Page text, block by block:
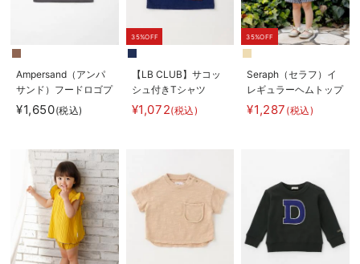
Ampersand（アンパ
サンド）フードロゴプ
リント ロングTシャツ
¥1,650(税込)
35%OFF
【LB CLUB】サコッ
シュ付きTシャツ
¥1,072(税込)
35%OFF
Seraph（セラフ）イ
レギュラーヘムトップ
ス
¥1,287 (税込)